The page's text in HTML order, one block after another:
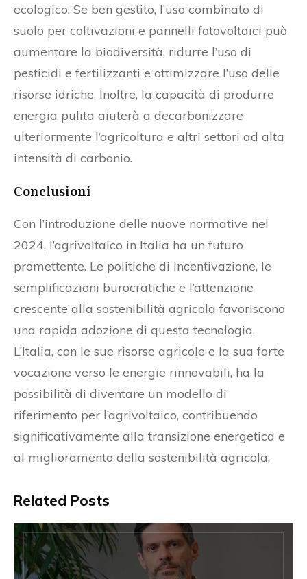
ecologico. Se ben gestito, l’uso combinato di
suolo per coltivazioni e pannelli fotovoltaici può
aumentare la biodiversità, ridurre l’uso di
pesticidi e fertilizzanti e ottimizzare l’uso delle
risorse idriche. Inoltre, la capacità di produrre
energia pulita aiuterà a decarbonizzare
ulteriormente l’agricoltura e altri settori ad alta
intensità di carbonio.
Conclusioni
Con l’introduzione delle nuove normative nel
2024, l’agrivoltaico in Italia ha un futuro
promettente. Le politiche di incentivazione, le
semplificazioni burocratiche e l’attenzione
crescente alla sostenibilità agricola favoriscono
una rapida adozione di questa tecnologia.
L’Italia, con le sue risorse agricole e la sua forte
vocazione verso le energie rinnovabili, ha la
possibilità di diventare un modello di
riferimento per l’agrivoltaico, contribuendo
significativamente alla transizione energetica e
al miglioramento della sostenibilità agricola.
Related Posts